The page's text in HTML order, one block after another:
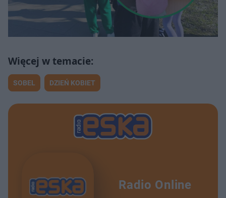
SOBEL DZIEŃ KOBIET
Radio Online